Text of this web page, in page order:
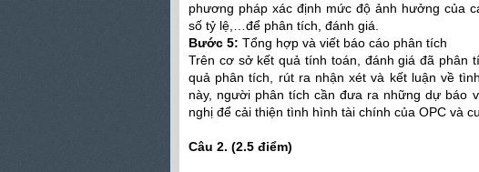
phương pháp xác định mức độ ảnh hưởng của
số tỷ lệ,…để phân tích, đánh giá.
Bước 5: Tổng hợp và viết báo cáo phân tích
Trên cơ sở kết quả tính toán, đánh giá đã
quả phân tích, rút ra nhận xét và kết luận về
này, người phân tích cần đưa ra những dự báo
nghị để cải thiện tình hình tài chính của OPC và
Câu 2. (2.5 điểm)